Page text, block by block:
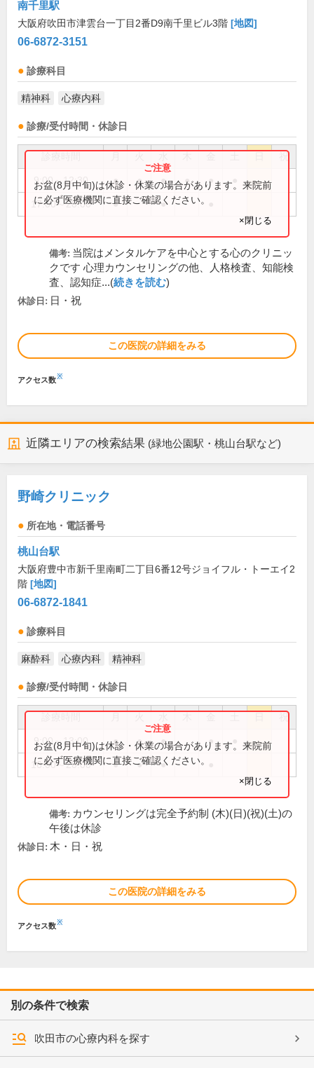
南千里駅
大阪府吹田市津雲台一丁目2番D9南千里ビル3階 [地図]
06-6872-3151
診療科目
精神科 心療内科
診療/受付時間・休診日
祝
9:00～12:30 ● ● ● ● ●
17:00～20:00 ● ●
お盆(8月中旬)は休診・休業の場合があります。来院前
に必ず医療機関に直接ご確認ください。
×閉じる
備考: 当院はメンタルケアを中心とする心のクリニッ
クです 心理カウンセリングの他、人格検査、知能検
査、認知症...(続きを読む)
休診日: 日・祝
この医院の詳細をみる
アクセス数※
近隣エリアの検索結果 (緑地公園駅・桃山台駅など)
野崎クリニック
所在地・電話番号
桃山台駅
大阪府豊中市新千里南町二丁目6番12号ジョイフル・トーエイ2
階 [地図]
06-6872-1841
診療科目
麻酔科 心療内科 精神科
診療/受付時間・休診日
祝
9:00～13:00 ● ● ● ●
16:00～20:00 ● ● ●
お盆(8月中旬)は休診・休業の場合があります。来院前
に必ず医療機関に直接ご確認ください。
×閉じる
備考: カウンセリングは完全予約制 (木)(日)(祝)(土)の
午後は休診
休診日: 木・日・祝
この医院の詳細をみる
アクセス数※
別の条件で検索
吹田市の心療内科を探す